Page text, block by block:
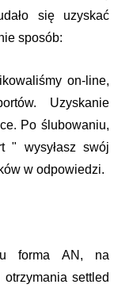
się uzyskać
sposób:
on-line,
Uzyskanie
Po ślubowaniu,
" wysyłasz swój
w odpowiedzi.
forma AN, na
settled